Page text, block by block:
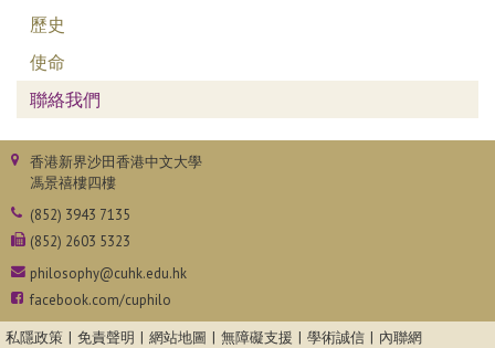
歷史
使命
聯絡我們
香港新界沙田香港中文大學
馮景禧樓四樓
(852) 3943 7135
(852) 2603 5323
philosophy@cuhk.edu.hk
facebook.com/cuphilo
私隱政策
免責聲明 網站地圖 無障礙支援 學術誠信 內聯網